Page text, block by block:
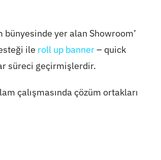
yer alan Showroom’
ile roll up banner– quick
süreci geçirmişlerdir.
çalışmasında çözüm ortakları